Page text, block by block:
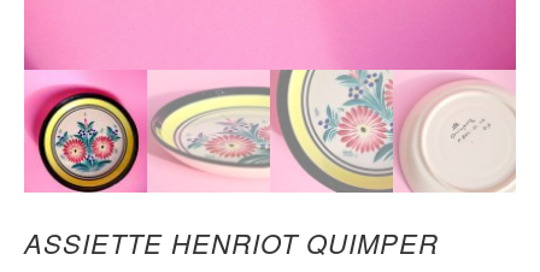
ASSIETTE HENRIOT QUIMPER